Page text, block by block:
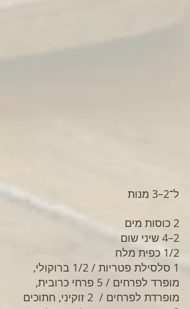
ל־2–3 מנות
2 כוסות מים
2–4 שיני שום
1/2 כפית מלח
1 סלסילת פטריות / 1/2 ברוקולי,
מופרד לפרחים / 5 פרחי כרובית,
מופרדת לפרחים /  2 זוקיני, חתוכים